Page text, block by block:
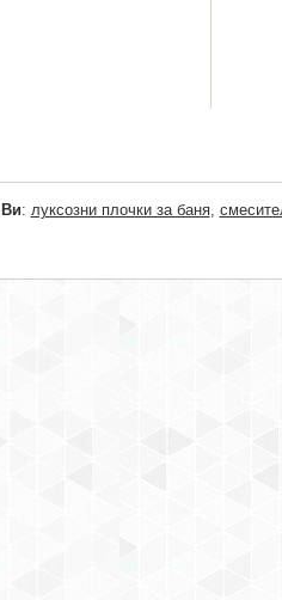
: луксозни плочки за баня,